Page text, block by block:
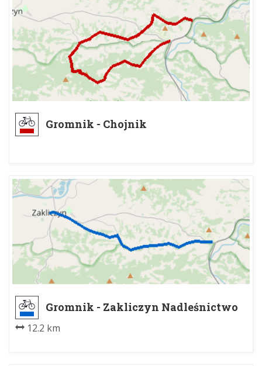
Gromnik - Chojnik
Gromnik - Zakliczyn Nadleśnictwo
12.2 km